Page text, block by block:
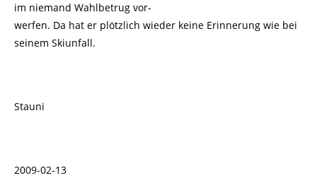
im niemand Wahlbetrug vor-
werfen. Da hat er plötzlich wieder keine Erinnerung wie bei
seinem Skiunfall.
Stauni
2009-02-13